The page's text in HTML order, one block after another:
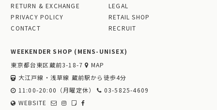
RETURN & EXCHANGE
LEGAL
PRIVACY POLICY
RETAIL SHOP
CONTACT
RECRUIT
WEEKENDER SHOP (MENS-UNISEX)
東京都台東区蔵前3-18-7
MAP
大江戸線・浅草線 蔵前駅から徒歩4分
11:00-20:00（月曜定休）
03-5825-4609
WEBSITE